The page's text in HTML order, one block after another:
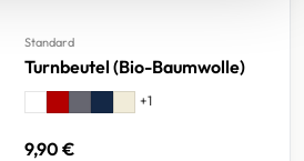
Standard
Turnbeutel (Bio-Baumwolle)
+1
9,90 €